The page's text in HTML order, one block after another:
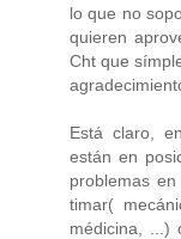
lo que no
quieren
Cht que
Está claro,
están en
problemas
timar(
médicina, ...)